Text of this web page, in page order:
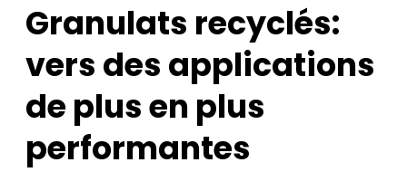
Granulats recyclés:
vers des applications
de plus en plus
performantes